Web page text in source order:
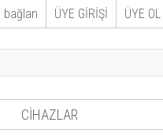
bağlan ÜYE GİRİŞİ ÜYE OL
CİHAZLAR